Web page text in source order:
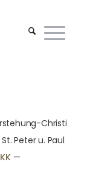
Christi
Peter u. Paul
KK—